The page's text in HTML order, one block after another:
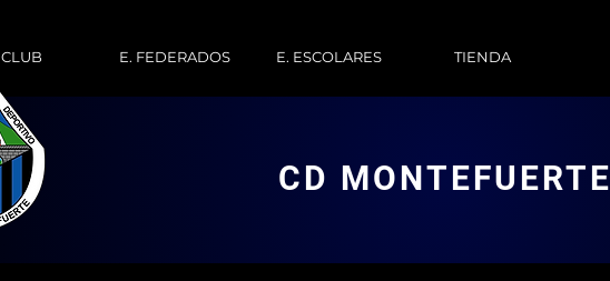
CLUB E. FEDERADOS E. ESCOLARES TIENDA
CD MONTEFUERTE